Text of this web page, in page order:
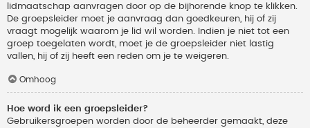
lidmaatschap aanvragen door op de bijhorende knop te klikken.
De groepsleider moet je aanvraag dan goedkeuren, hij of zij
vraagt mogelijk waarom je lid wil worden. Indien je niet tot een
groep toegelaten wordt, moet je de groepsleider niet lastig
vallen, hij of zij heeft een reden om je te weigeren.
Omhoog
Hoe word ik een groepsleider?
Gebruikersgroepen worden door de beheerder gemaakt, deze